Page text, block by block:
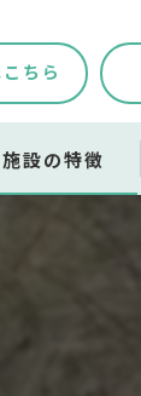
ちら
設の特徴